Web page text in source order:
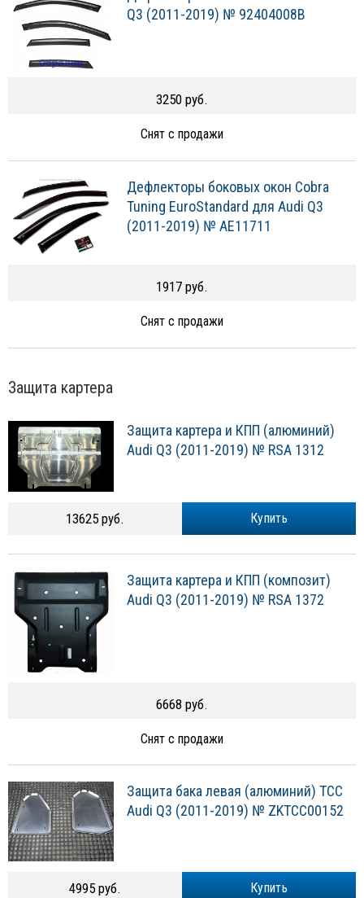
Q3 (2011-2019) № 92404008B
3250 руб.
Снят с продажи
Дефлекторы боковых окон Cobra
Tuning EuroStandard для Audi Q3
(2011-2019) № AE11711
1917 руб.
Снят с продажи
Защита картера
Защита картера и КПП (алюминий)
Audi Q3 (2011-2019) № RSA 1312
Купить
13625 руб.
Защита картера и КПП (композит)
Audi Q3 (2011-2019) № RSA 1372
6668 руб.
Снят с продажи
Защита бака левая (алюминий) ТСС
Audi Q3 (2011-2019) № ZKTCC00152
Купить
4995 руб.